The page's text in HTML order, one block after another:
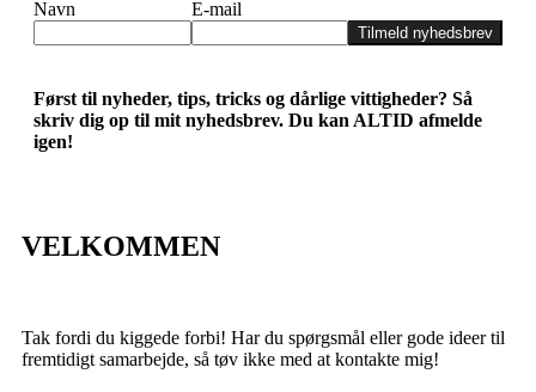
Navn E-mail
Tilmeld nyhedsbrev
Først til nyheder, tips, tricks og dårlige vittigheder? Så
skriv dig op til mit nyhedsbrev. Du kan ALTID afmelde
igen!
VELKOMMEN
Tak fordi du kiggede forbi! Har du spørgsmål eller gode ideer til
fremtidigt samarbejde, så tøv ikke med at kontakte mig!